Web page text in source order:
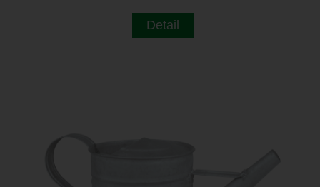
Detail